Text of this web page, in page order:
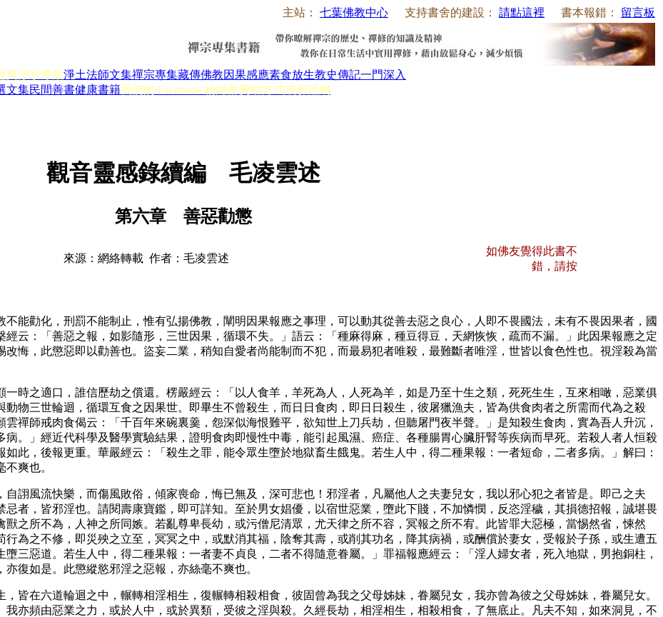
主站： 七葉佛教中心 支持書舍的建設： 請點這裡 書本報錯： 留言板
典淨宗專集淨土法師文集禪宗專集藏傳佛教因果感應素食放生教史傳記一門深入
文集民間善書健康書籍我們的 Facebook 粉絲群贊助方式戒邪淫網
觀音靈感錄續編 毛凌雲述
第六章 善惡勸懲
來源：網絡轉載 作者：毛凌雲述
如佛友覺得此書不
錯，請按
能勸化，刑罰不能制止，惟有弘揚佛教，闡明因果報應之事理，可以動其從善去惡之良心，人即不畏國法，未有不畏因果者，國
云：「善惡之報，如影隨形，三世因果，循環不失。」語云：「種麻得麻，種豆得豆，天網恢恢，疏而不漏。」此因果報應之定
悔，此懲惡即以勸善也。盜妄二業，稍知自愛者尚能制而不犯，而最易犯者唯殺，最難斷者唯淫，世皆以食色性也。視淫殺為當
時之適口，誰信歷劫之償還。楞嚴經云：「以人食羊，羊死為人，人死為羊，如是乃至十生之類，死死生生，互來相噉，惡業俱
物三世輪迴，循環互食之因果世。即畢生不曾殺生，而日日食肉，即日日殺生，彼屠獵漁夫，皆為供食肉者之所需而代為之殺
禪師戒肉食偈云：「千百年來碗裏羹，怨深似海恨難平，欲知世上刀兵劫，但聽屠門夜半聲。」是知殺生食肉，實為吾人升沉，
。」經近代科學及醫學實驗結果，證明食肉即慢性中毒，能引起風濕、癌症、各種腸胃心臟肝腎等疾病而早死。若殺人者人恒殺
此，後報更重。華嚴經云：「殺生之罪，能令眾生墮於地獄畜生餓鬼。若生人中，得二種果報：一者短命，二者多病。」解曰：
爽也。
詡風流快樂，而傷風敗俗，傾家喪命，悔已無及，深可悲也！邪淫者，凡屬他人之夫妻兒女，我以邪心犯之者皆是。即己之夫
者，皆邪淫也。請閱壽康寶鑑，即可詳知。至於男女娼優，以宿世惡業，墮此下賤，不加憐憫，反恣淫穢，其損德招報，誠堪畏
之所不為，人神之所同嫉。若亂尊卑長幼，或污僧尼清眾，尤天律之所不容，冥報之所不宥。此皆罪大惡極，當惕然省，悚然
為之不修，即災殃之立至，冥冥之中，或默消其福，陰奪其壽，或削其功名，降其病禍，或酬償於妻女，受報於子孫，或生遭五
三惡道。若生人中，得二種果報：一者妻不貞良，二者不得隨意眷屬。」罪福報應經云：「淫人婦女者，死入地獄，男抱銅柱，
復如是。此懲縱慾邪淫之惡報，亦絲毫不爽也。
皆在六道輪迴之中，輾轉相淫相生，復輾轉相殺相食，彼固曾為我之父母姊妹，眷屬兒女，我亦曾為彼之父母姊妹，眷屬兒女。
亦頻由惡業之力，或於人中，或於異類，受彼之淫與殺。久經長劫，相淫相生，相殺相食，了無底止。凡夫不知，如來洞見，不